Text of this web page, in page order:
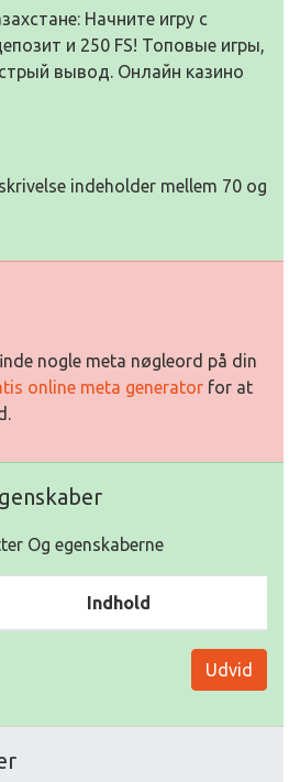
Начните игру с
и 250 FS! Топовые игры,
вывод. Онлайн казино
indeholder mellem 70 og
nogle meta nøgleord på din
online meta generator for at
Og egenskaberne
Indhold
Udvid